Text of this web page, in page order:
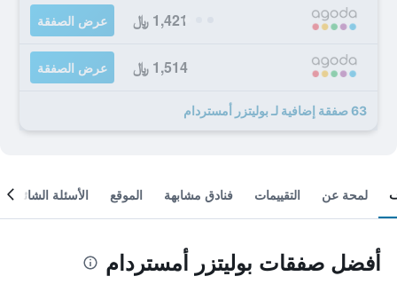
1,421 ﷼ عرض الصفقة
1,514 ﷼ عرض الصفقة
63 صفقة إضافية لـ بوليتزر أمستردام
لمحة عن التقييمات فنادق مشابهة الموقع الأسئلة الشائعة
أفضل صفقات بوليتزر أمستردام